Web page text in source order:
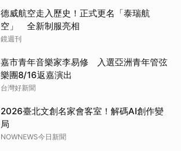
德威航空走入歷史！正式更名「泰瑞航
空」 全新制服亮相
鏡週刊
嘉市青年音樂家李易修 入選亞洲青年管弦
樂團8/16返嘉演出
台灣好新聞
2026臺北文創名家會客室！解碼AI創作變
局
NOWNEWS今日新聞